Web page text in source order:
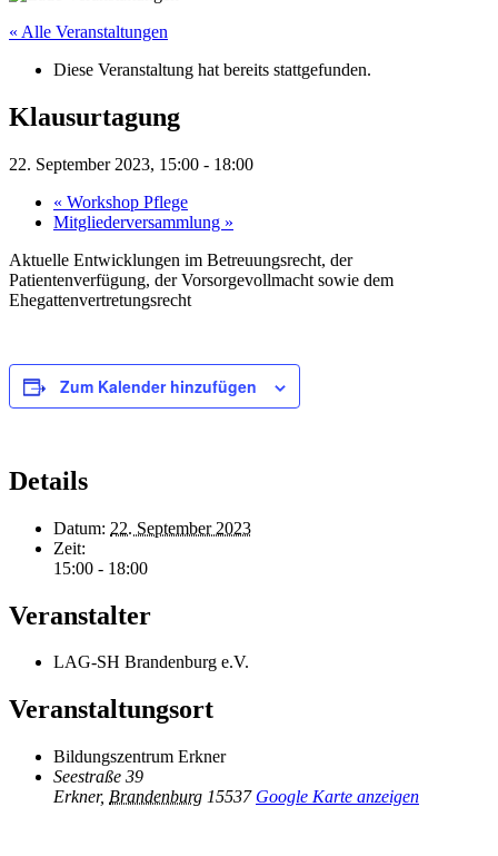
« Alle Veranstaltungen
Diese Veranstaltung hat bereits stattgefunden.
Klausurtagung
22. September 2023, 15:00 - 18:00
« Workshop Pflege
Mitgliederversammlung »
Aktuelle Entwicklungen im Betreuungsrecht, der
Patientenverfügung, der Vorsorgevollmacht sowie dem
Ehegattenvertretungsrecht
Zum Kalender hinzufügen
Details
Datum: 22. September 2023
Zeit:
15:00 - 18:00
Veranstalter
LAG-SH Brandenburg e.V.
Veranstaltungsort
Bildungszentrum Erkner
Seestraße 39
Erkner, Brandenburg 15537 Google Karte anzeigen